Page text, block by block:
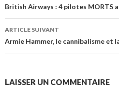
des
articles
British Airways : 4 pilotes MORTS
ARTICLE SUIVANT
Armie Hammer, le cannibalisme et
LAISSER UN COMMENTAIRE